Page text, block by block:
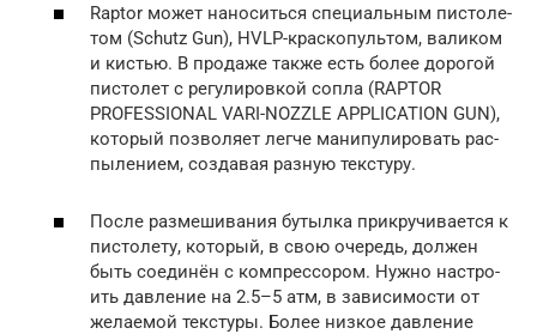
Raptor может нано­сить­ся спе­ци­аль­ным писто­ле­
том (Schutz Gun), HVLP-крас­ко­пуль­том, вали­ком
и кистью. В про­да­же так­же есть более доро­гой
писто­лет с регу­ли­ров­кой соп­ла (RAPTOR
PROFESSIONAL VARI-NOZZLE APPLICATION GUN),
кото­рый поз­во­ля­ет лег­че мани­пу­ли­ро­вать рас­
пы­ле­ни­ем, созда­вая раз­ную тек­сту­ру.
После раз­ме­ши­ва­ния бутыл­ка при­кру­чи­ва­ет­ся к
писто­ле­ту, кото­рый, в свою оче­редь, дол­жен
быть соеди­нён с ком­прес­со­ром. Нуж­но настро­
ить дав­ле­ние на 2.5–5 атм, в зави­си­мо­сти от
жела­е­мой тек­сту­ры. Более низ­кое дав­ле­ние